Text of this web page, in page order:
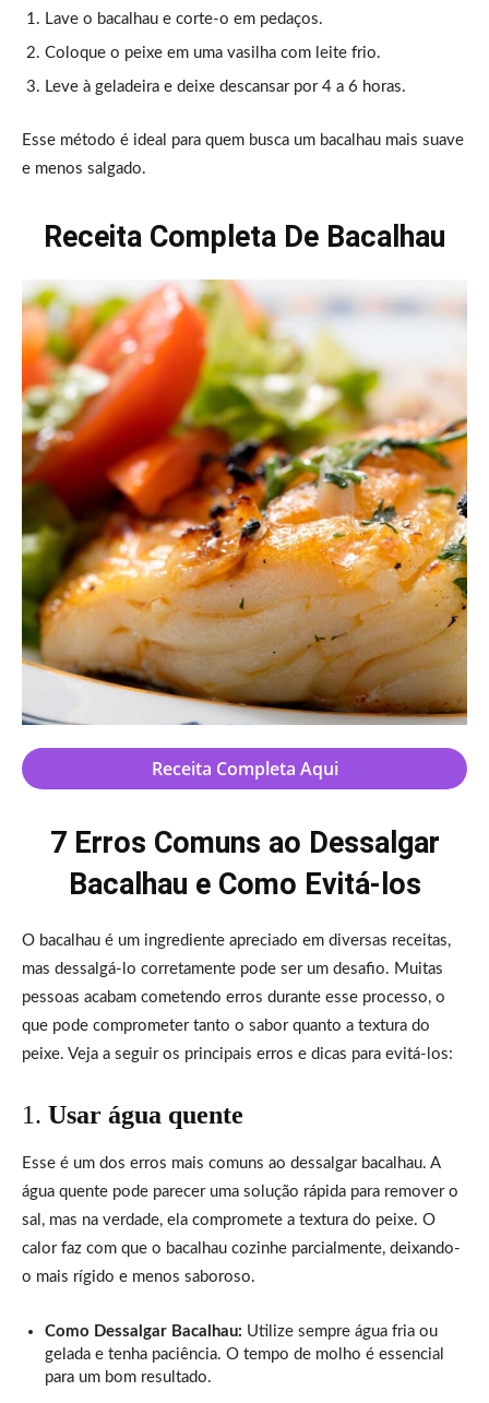
Lave o bacalhau e corte-o em pedaços.
Coloque o peixe em uma vasilha com leite frio.
Leve à geladeira e deixe descansar por 4 a 6 horas.
Esse método é ideal para quem busca um bacalhau mais suave
e menos salgado.
Receita Completa De Bacalhau
Receita Completa Aqui
7 Erros Comuns ao Dessalgar
Bacalhau e Como Evitá-los
O bacalhau é um ingrediente apreciado em diversas receitas,
mas dessalgá-lo corretamente pode ser um desafio. Muitas
pessoas acabam cometendo erros durante esse processo, o
que pode comprometer tanto o sabor quanto a textura do
peixe. Veja a seguir os principais erros e dicas para evitá-los:
1. Usar água quente
Esse é um dos erros mais comuns ao dessalgar bacalhau. A
água quente pode parecer uma solução rápida para remover o
sal, mas na verdade, ela compromete a textura do peixe. O
calor faz com que o bacalhau cozinhe parcialmente, deixando-
o mais rígido e menos saboroso.
Como Dessalgar Bacalhau: Utilize sempre água fria ou
gelada e tenha paciência. O tempo de molho é essencial
para um bom resultado.